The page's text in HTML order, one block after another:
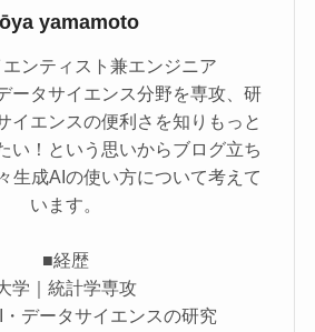
yamamoto
ンティスト兼エンジニア
ータサイエンス分野を専攻、研
イエンスの便利さを知りもっと
い！という思いからブログ立ち
生成AIの使い方について考えて
います。
■経歴
学｜統計学専攻
データサイエンスの研究